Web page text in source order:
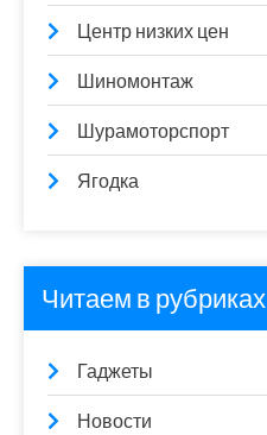
Центр низких цен
Шиномонтаж
Шурамоторспорт
Ягодка
Читаем в рубриках
Гаджеты
Новости